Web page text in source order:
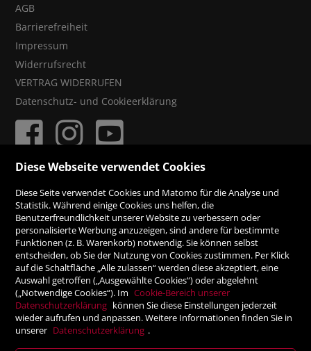
AGB
Barrierefreiheit
Impressum
Widerrufsrecht
VERTRAG WIDERRUFEN
Datenschutz- und Cookieerklärung
ZAHLUNGSMÖGLICHKEITEN
Rechnung
Vorauskasse
SICHER ONLINE SHOPPEN!
Diese Webseite verwendet Cookies
Diese Seite verwendet Cookies und Matomo für die Analyse und
Statistik. Während einige Cookies uns helfen, die
Benutzerfreundlichkeit unserer Website zu verbessern oder
personalisierte Werbung anzuzeigen, sind andere für bestimmte
Funktionen (z. B. Warenkorb) notwendig. Sie können selbst
entscheiden, ob Sie der Nutzung von Cookies zustimmen. Per Klick
auf die Schaltfläche „Alle zulassen“ werden diese akzeptiert, eine
Auswahl getroffen („Ausgewählte Cookies“) oder abgelehnt
(„Notwendige Cookies“). Im Cookie-Bereich unserer
Datenschutzerklärung können Sie diese Einstellungen jederzeit
wieder aufrufen und anpassen. Weitere Informationen finden Sie in
unserer Datenschutzerklärung .